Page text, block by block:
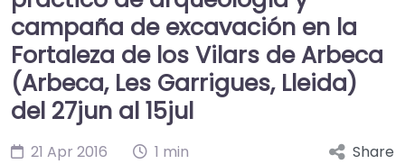
campaña de excavación en la
Fortaleza de los Vilars de Arbeca
(Arbeca, Les Garrigues, ‪‎Lleida‬)
del 27jun al 15jul
21 Apr 2016
1 min
Share